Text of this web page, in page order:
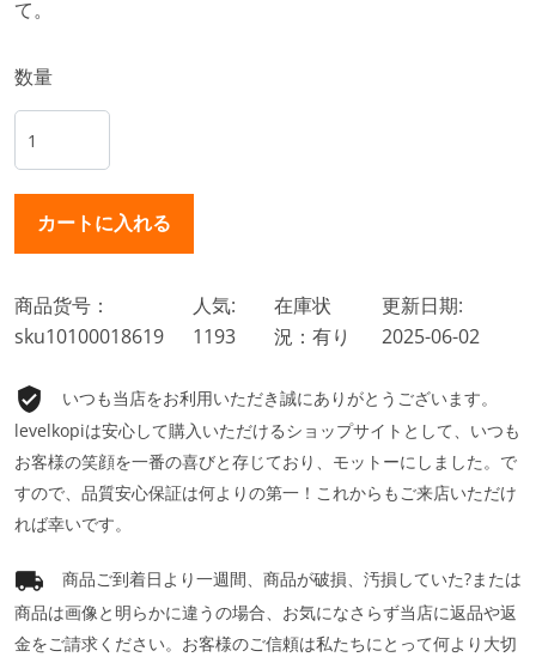
て。
数量
商品货号：
sku10100018619
人気:
1193
在庫状
況：有り
更新日期:
2025-06-02
いつも当店をお利用いただき誠にありがとうございます。
levelkopiは安心して購入いただけるショップサイトとして、いつも
お客様の笑顔を一番の喜びと存じており、モットーにしました。で
すので、品質安心保証は何よりの第一！これからもご来店いただけ
れば幸いです。
商品ご到着日より一週間、商品が破損、汚損していた?または
商品は画像と明らかに違うの場合、お気になさらず当店に返品や返
金をご請求ください。お客様のご信頼は私たちにとって何より大切